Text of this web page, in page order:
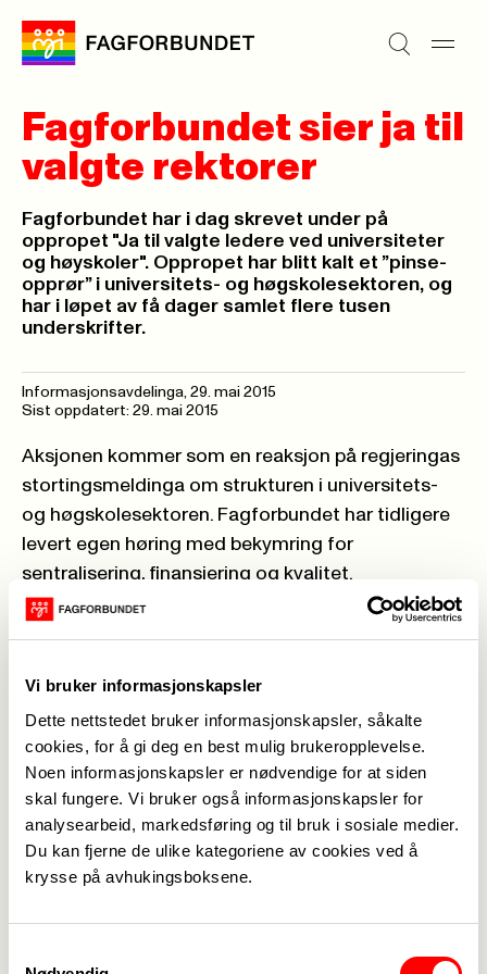
Vi bruker informasjonskapsler
Dette nettstedet bruker informasjonskapsler, såkalte
cookies, for å gi deg en best mulig brukeropplevelse.
Noen informasjonskapsler er nødvendige for at siden
skal fungere. Vi bruker også informasjonskapsler for
analysearbeid, markedsføring og til bruk i sosiale medier.
Du kan fjerne de ulike kategoriene av cookies ved å
krysse på avhukingsboksene.
Fagforbundet sier ja til
valgte rektorer
Fagforbundet har i dag skrevet under på
oppropet "Ja til valgte ledere ved universiteter
og høyskoler". Oppropet har blitt kalt et ”pinse-
opprør” i universitets- og høgskolesektoren, og
har i løpet av få dager samlet flere tusen
underskrifter.
Informasjonsavdelinga, 29. mai 2015
Sist oppdatert: 29. mai 2015
Aksjonen kommer som en reaksjon på regjeringas
stortingsmeldinga om strukturen i universitets-
og høgskolesektoren. Fagforbundet har tidligere
levert egen høring med bekymring for
sentralisering, finansiering og kvalitet.
Valgt rektor – økt medbestemmelse
Oppropet Fagforbundet stiller seg bak tar til orde
hovedregelen på universiteter og høgskoler.
– Vi mener at ordningen med valgt rektor styrker
studentene og de ansattes medbestemmelse i
styret av utdanningsinstitusjonene, og bidrar til å
styrke den akademiske friheten, sier nestleder i
Fagforbundet, Sissel M Skoghaug.
Økt sentralisering av høgskoler og universitet